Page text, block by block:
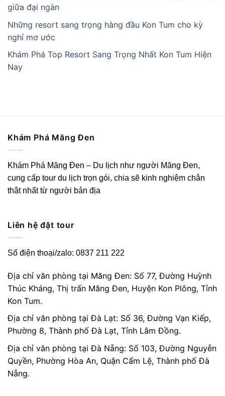
giữa đại ngàn
Những resort sang trọng hàng đầu Kon Tum cho kỳ
nghỉ mơ ước
Khám Phá Top Resort Sang Trọng Nhất Kon Tum Hiện
Nay
Khám Phá Măng Đen
Khám Phá Măng Đen – Du lịch như người Măng Đen,
cung cấp tour du lịch trọn gói, chia sẽ kinh nghiệm chân
thật nhất từ người bản địa
Liên hệ đặt tour
Số điện thoại/zalo: 0837 211 222
Địa chỉ văn phòng tại Măng Đen: Số 77, Đường Huỳnh
Thúc Kháng, Thị trấn Măng Đen, Huyện Kon Plông, Tỉnh
Kon Tum.
Địa chỉ văn phòng tại Đà Lạt: Số 36, Đường Vạn Kiếp,
Phường 8, Thành phố Đà Lạt, Tỉnh Lâm Đồng.
Địa chỉ văn phòng tại Đà Nẵng: Số 103, Đường Nguyễn
Quyền, Phường Hòa An, Quận Cẩm Lệ, Thành phố Đà
Nẵng.